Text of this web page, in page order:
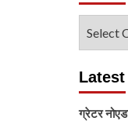
ग्रेटर